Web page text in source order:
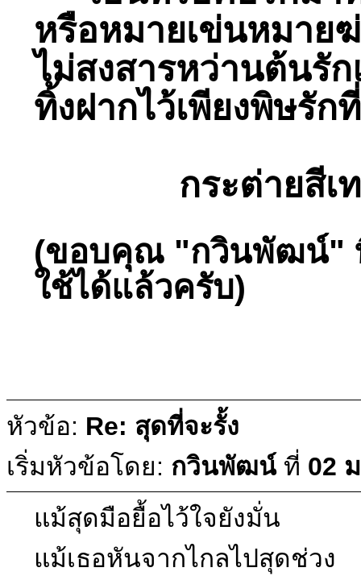
หรือหมายเข่นหมาย
ไม่สงสารหว่านต้นรั
ทิ้งฝากไว้เพียงพิษรัก
กระต่ายสีเท
(ขอบคุณ "กวินพัฒน์" ที่
ใช้ได้แล้วครับ)
หัวข้อ: Re: สุดที่จะรั้ง
เริ่มหัวข้อโดย: กวินพัฒน์ที่ 02
แม้สุดมือยื้อไว้ใจยังมั่น
แม้เธอหันจากไกลไปสุดช่วง